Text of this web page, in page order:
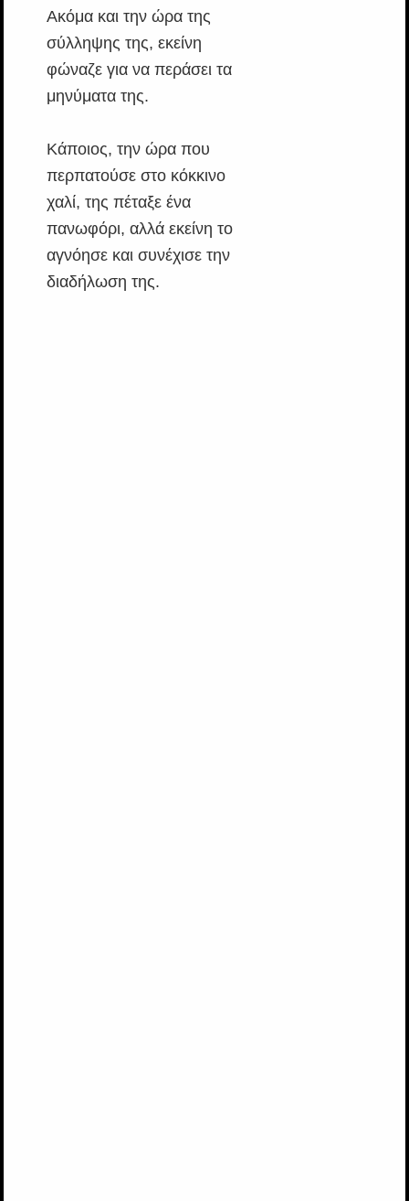
Ακόμα και την ώρα της
σύλληψης της, εκείνη
φώναζε για να περάσει τα
μηνύματα της.
Κάποιος, την ώρα που
περπατούσε στο κόκκινο
χαλί, της πέταξε ένα
πανωφόρι, αλλά εκείνη το
αγνόησε και συνέχισε την
διαδήλωση της.